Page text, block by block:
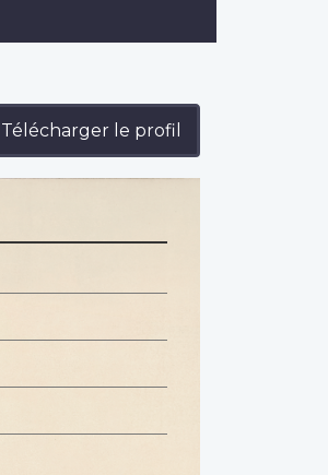
Télécharger le profil